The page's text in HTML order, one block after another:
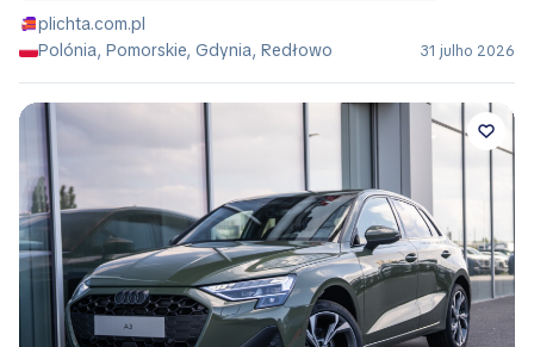
plichta.com.pl
Polónia, Pomorskie, Gdynia, Redłowo
31 julho 2026